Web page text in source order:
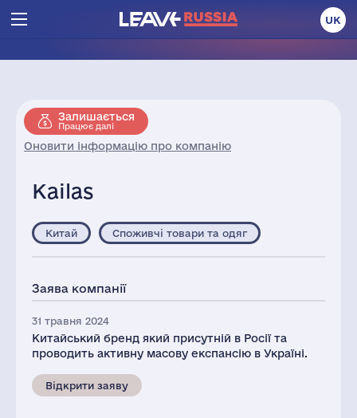
UK
Залишається
Працює далі
Оновити інформацію про компанію
Kailas
Китай Споживчі товари та одяг
Заява компанії
31 травня 2024
Китайський бренд який присутній в Росії та
проводить активну масову експансію в Україні.
Відкрити заяву